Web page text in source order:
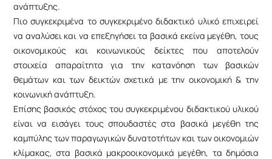
ανάπτυξης.
Πιο συγκεκριμένα το συγκεκριμένο διδακτικό υλικό επιχειρεί
να αναλύσει και να επεξηγήσει τα βασικά εκείνα μεγέθη, τους
οικονομικούς και κοινωνικούς δείκτες που αποτελούν
στοιχεία απαραίτητα για την κατανόηση των βασικών
θεμάτων και των δεικτών σχετικά με την οικονομική & την
κοινωνική ανάπτυξη.
Επίσης βασικός στόχος του συγκεκριμένου διδακτικού υλικού
είναι να εισάγει τους σπουδαστές στα βασικά μεγέθη της
καμπύλης των παραγωγικών δυνατοτήτων και των οικονομιών
κλίμακας, στα βασικά μακροοικονομικά μεγέθη, τα δημόσια